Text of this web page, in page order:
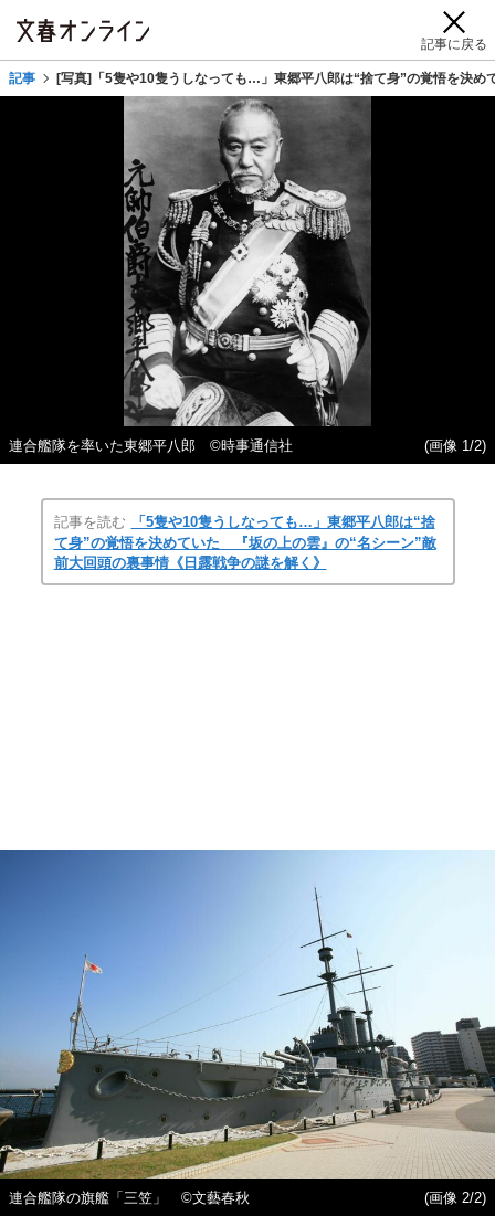
記事に戻る
記事 [写真]「5隻や10隻うしなっても…」東郷平八郎は“捨て身”の覚悟を決
連合艦隊を率いた東郷平八郎 ©時事通信社 (画像 1/2)
記事を読む
「5隻や10隻うしなっても…」東郷平八郎は“捨
て身”の覚悟を決めていた 『坂の上の雲』の“名シーン”敵
前大回頭の裏事情《日露戦争の謎を解く》
連合艦隊の旗艦「三笠」 ©文藝春秋 (画像 2/2)